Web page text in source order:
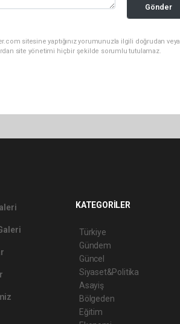
Gönder
sitesine yaptığınız yorumunuzla ilgili doğrudan veya
site yönetimi hiçbir şekilde sorumlu tutulamaz.
KATEGORİLER
Türkiye
Gündem
Güncel
Siyaset&Politika
Asayiş
Bölgeden
Eğitim